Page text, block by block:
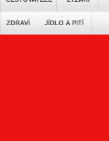
ZDRAVÍ JÍDLO A PITÍ